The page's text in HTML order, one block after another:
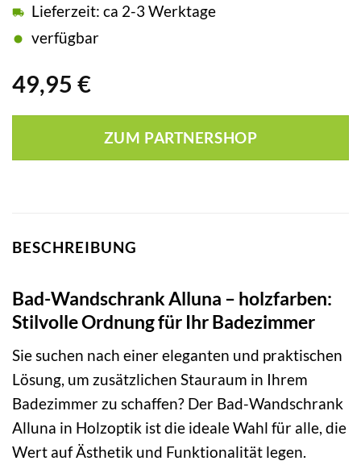
49,95 €
Lieferzeit: ca 2-3 Werktage
verfügbar
ZUM PARTNERSHOP
BESCHREIBUNG
Bad-Wandschrank Alluna – holzfarben:
Stilvolle Ordnung für Ihr Badezimmer
Sie suchen nach einer eleganten und praktischen
Lösung, um zusätzlichen Stauraum in Ihrem
Badezimmer zu schaffen? Der Bad-Wandschrank
Alluna in Holzoptik ist die ideale Wahl für alle, die
Wert auf Ästhetik und Funktionalität legen.